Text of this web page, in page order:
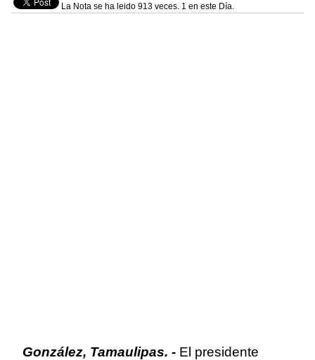
La Nota se ha leido 913 veces. 1 en este Día.
González, Tamaulipas. - El presidente